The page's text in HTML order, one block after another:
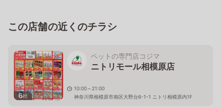
この店舗の近くのチラシ
6枚
ペットの専門店コジマ
ニトリモール相模原店
10:00～21:00
神奈川県相模原市南区大野台6-1-1 ニトリ相模原内1F